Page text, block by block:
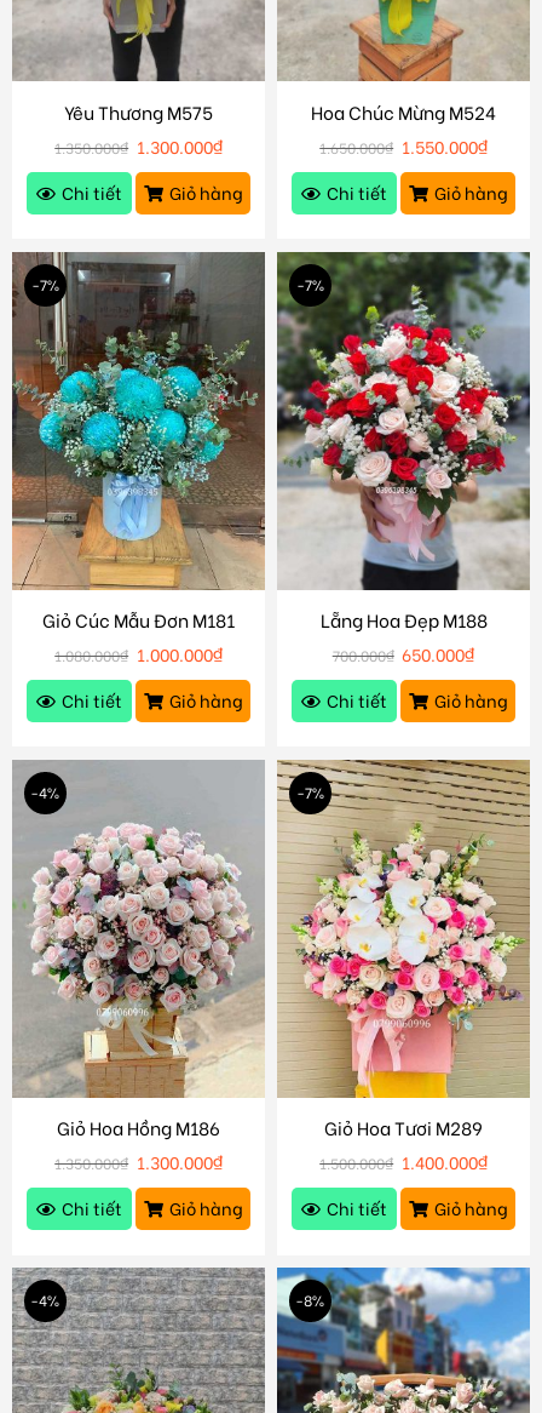
Yêu Thương M575
1.350.000₫ 1.300.000₫
Chi tiết
Giỏ hàng
Hoa Chúc Mừng M524
1.650.000₫ 1.550.000₫
Chi tiết
Giỏ hàng
-7%
Giỏ Cúc Mẫu Đơn M181
1.080.000₫ 1.000.000₫
Chi tiết
Giỏ hàng
-7%
Lẵng Hoa Đẹp M188
700.000₫ 650.000₫
Chi tiết
Giỏ hàng
-4%
Giỏ Hoa Hồng M186
1.350.000₫ 1.300.000₫
Chi tiết
Giỏ hàng
-7%
Giỏ Hoa Tươi M289
1.500.000₫ 1.400.000₫
Chi tiết
Giỏ hàng
-4% -8%